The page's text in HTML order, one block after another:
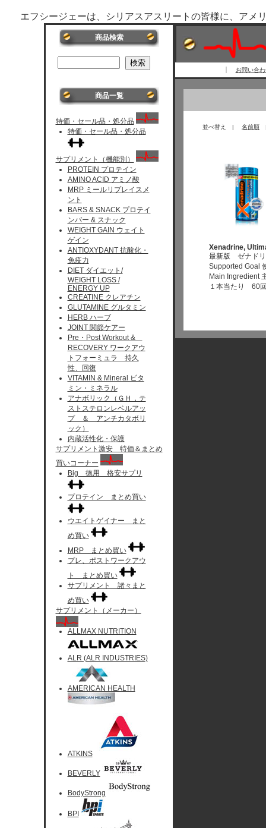
エフシージェーは、シリアスアスリートの皆様に、アメ
商品検索
商品一覧
特価・セール品・処分品
特価・セール品・処分品
サプリメント（機能別）
PROTEIN プロテイン
AMINO ACID アミノ酸
MRP ミールリプレイスメ
ント
BARS & SNACK プロテイ
ンバー & スナック
WEIGHT GAIN ウェイト
ゲイン
ANTIOXYDANT 抗酸化・
免疫力
DIET ダイエット/
WEIGHT LOSS /
ENERGY UP
CREATINE クレアチン
GLUTAMINE グルタミン
HERB ハーブ
JOINT 関節ケアー
Pre・Post Workout &
RECOVERY ワークアウ
トフォーミュラ 持久
性、回復
VITAMIN & Mineral ビタ
ミン・ミネラル
アナボリック（ＧＨ，テ
ストステロンレベルアッ
プ ＆ アンチカタボリ
ック）
内蔵活性化・保護
サプリメント激安 特価＆まとめ
買いコーナー
Big 徳用 格安サプリ
プロテイン まとめ買い
ウエイトゲイナー まと
め買い
MRP まとめ買い
プレ、ポストワークアウ
ト まとめ買い
サプリメント 諸々まと
め買い
サプリメント（メーカー）
ALLMAX NUTRITION
ALR (ALR INDUSTRIES)
AMERICAN HEALTH
ATKINS
BEVERLY
BodyStrong
BPI
お問い合
並べ替え | 名前順
Xenadrine,
最新版 ゼナドリ
Supported Goal
Main Ingredient
１本当たり 60